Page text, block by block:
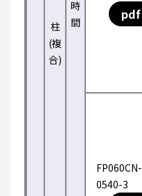
柱
(複
合)
時
間
pdf
FP060CN-
0540-3